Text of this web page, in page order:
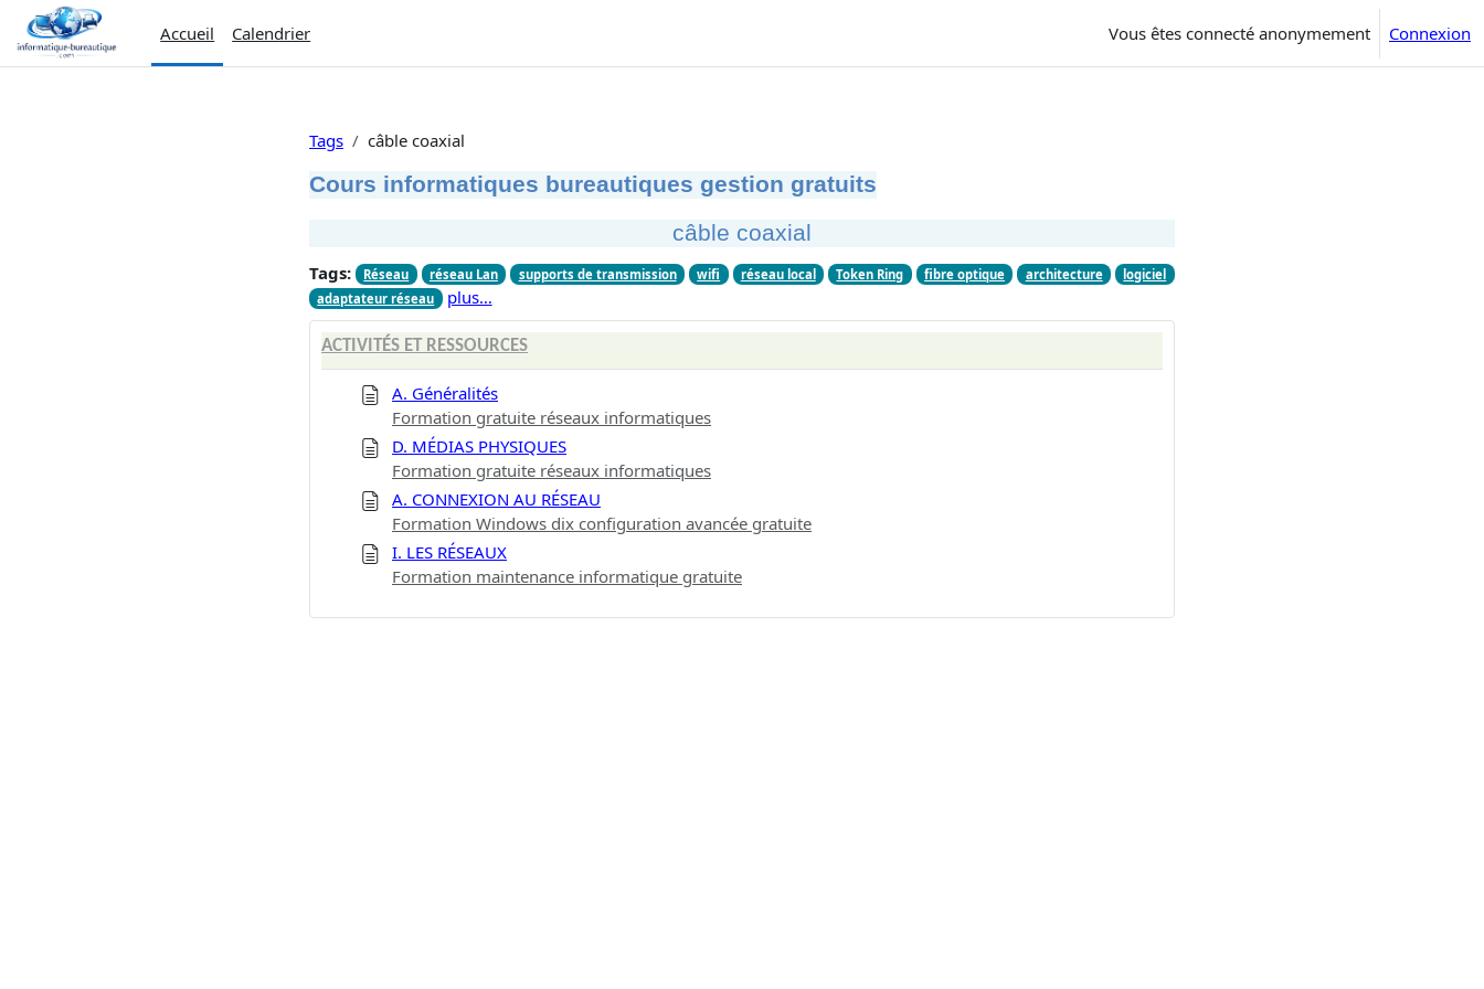
Passer au contenu principal
Accueil
Calendrier Vous êtes connecté anonymement Connexion
Tags câble coaxial
Cours informatiques bureautiques gestion gratuits
câble coaxial
Tags: Réseau réseau Lan supports de transmission wifi réseau local Token Ring fibre optique architecture
logiciel
adaptateur réseau
plus…
ACTIVITÉS ET RESSOURCES
A. Généralités
Formation gratuite réseaux informatiques
D. MÉDIAS PHYSIQUES
Formation gratuite réseaux informatiques
A. CONNEXION AU RÉSEAU
Formation Windows dix configuration avancée gratuite
I. LES RÉSEAUX
Formation maintenance informatique gratuite